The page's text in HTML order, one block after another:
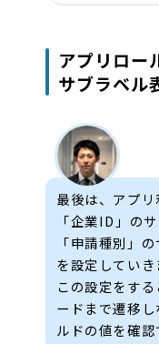
アプリロー
サブラベル
最後は、アプリ
「企業ID」の
「申請種別」
を設定していき
この設定をす
ードまで遷移
ルドの値を確認